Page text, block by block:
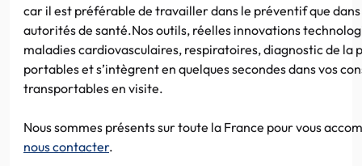
car il est préférable de travailler dans le préventif que
autorités de santé.Nos outils, réelles innovations
maladies cardiovasculaires, respiratoires, diagnostic de la
portables et s’intègrent en quelques secondes dans vos
transportables en visite.
Nous sommes présents sur toute la France pour vous
nous contacter.